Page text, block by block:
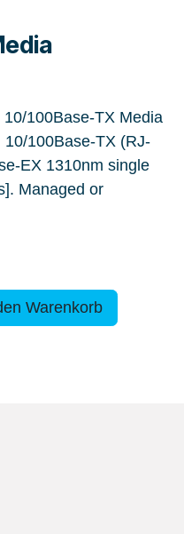
100Base-TX Media
100Base-TX (RJ-
EX 1310nm single
Managed or
Warenkorb